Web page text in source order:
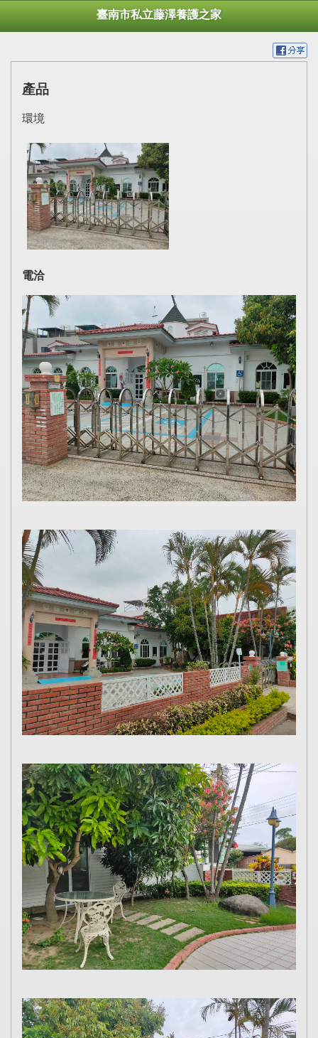
臺南市私立藤澤養護之家
產品
環境
電洽